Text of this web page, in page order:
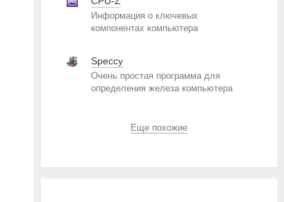
Информация о ключевых
компонентах компьютера
Speccy
Очень простая программа для
определения железа компьютера
Еще похожие